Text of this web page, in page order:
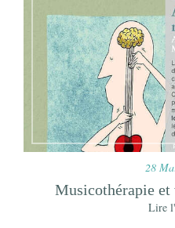
28
Musicothérapie et
Lire